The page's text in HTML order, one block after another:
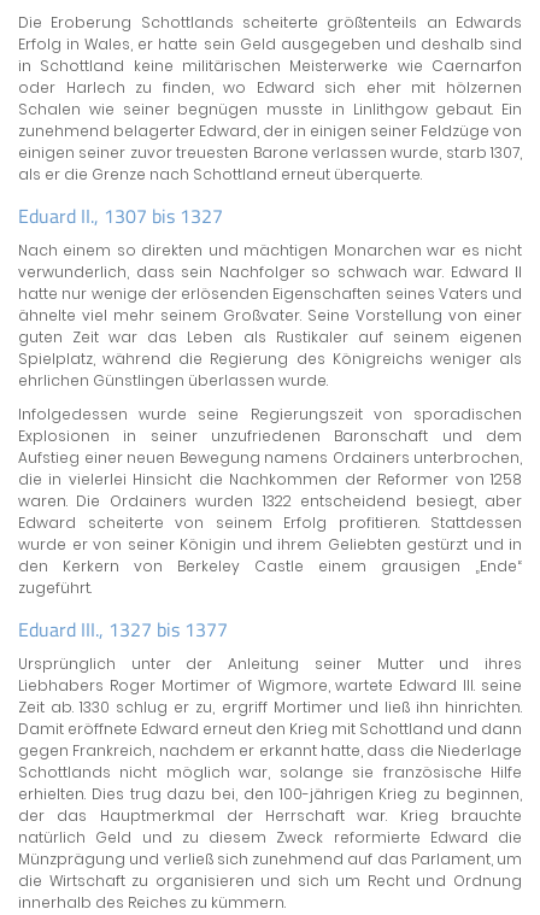
Die Eroberung Schottlands scheiterte größtenteils an Edwards
Erfolg in Wales, er hatte sein Geld ausgegeben und deshalb sind
in Schottland keine militärischen Meisterwerke wie Caernarfon
oder Harlech zu finden, wo Edward sich eher mit hölzernen
Schalen wie seiner begnügen musste in Linlithgow gebaut. Ein
zunehmend belagerter Edward, der in einigen seiner Feldzüge von
einigen seiner zuvor treuesten Barone verlassen wurde, starb 1307,
als er die Grenze nach Schottland erneut überquerte.
Eduard II., 1307 bis 1327
Nach einem so direkten und mächtigen Monarchen war es nicht
verwunderlich, dass sein Nachfolger so schwach war. Edward II
hatte nur wenige der erlösenden Eigenschaften seines Vaters und
ähnelte viel mehr seinem Großvater. Seine Vorstellung von einer
guten Zeit war das Leben als Rustikaler auf seinem eigenen
Spielplatz, während die Regierung des Königreichs weniger als
ehrlichen Günstlingen überlassen wurde.
Infolgedessen wurde seine Regierungszeit von sporadischen
Explosionen in seiner unzufriedenen Baronschaft und dem
Aufstieg einer neuen Bewegung namens Ordainers unterbrochen,
die in vielerlei Hinsicht die Nachkommen der Reformer von 1258
waren. Die Ordainers wurden 1322 entscheidend besiegt, aber
Edward scheiterte von seinem Erfolg profitieren. Stattdessen
wurde er von seiner Königin und ihrem Geliebten gestürzt und in
den Kerkern von Berkeley Castle einem grausigen „Ende“
zugeführt.
Eduard III., 1327 bis 1377
Ursprünglich unter der Anleitung seiner Mutter und ihres
Liebhabers Roger Mortimer of Wigmore, wartete Edward III. seine
Zeit ab. 1330 schlug er zu, ergriff Mortimer und ließ ihn hinrichten.
Damit eröffnete Edward erneut den Krieg mit Schottland und dann
gegen Frankreich, nachdem er erkannt hatte, dass die Niederlage
Schottlands nicht möglich war, solange sie französische Hilfe
erhielten. Dies trug dazu bei, den 100-jährigen Krieg zu beginnen,
der das Hauptmerkmal der Herrschaft war. Krieg brauchte
natürlich Geld und zu diesem Zweck reformierte Edward die
Münzprägung und verließ sich zunehmend auf das Parlament, um
die Wirtschaft zu organisieren und sich um Recht und Ordnung
innerhalb des Reiches zu kümmern.